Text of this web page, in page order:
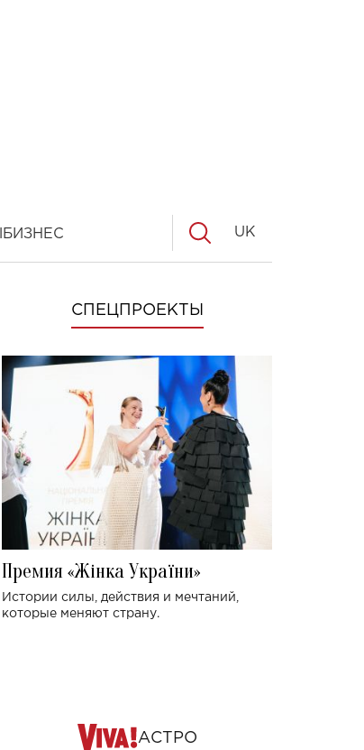
БИЗНЕС UK
СПЕЦПРОЕКТЫ
Премия «Жінка України»
Истории силы, действия и мечтаний,
которые меняют страну.
АСТРО